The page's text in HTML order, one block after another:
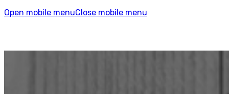
Open mobile menuClose mobile menu